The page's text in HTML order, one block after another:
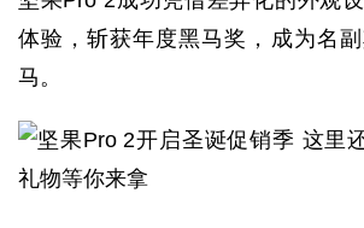
体验，斩获年度黑马奖，成为名
马。